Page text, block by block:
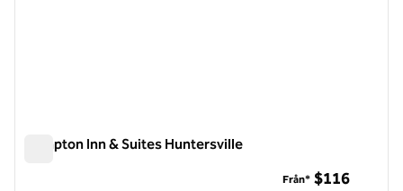
Hampton Inn & Suites Huntersville
Från* $116